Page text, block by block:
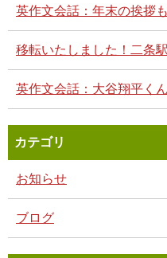
英作文会話：年末の挨拶
移転いたしました！二条
英作文会話：大谷翔平く
カテゴリ
お知らせ
ブログ